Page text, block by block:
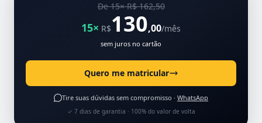
De 15× R$ 162,50
15× R$130,00/mês
sem juros no cartão
Quero me matricular
Tire suas dúvidas sem compromisso · WhatsApp
✓ 7 dias de garantia · 100% do valor de volta